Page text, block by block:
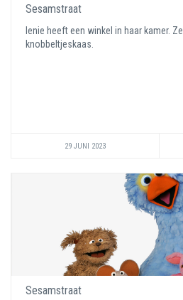
Sesamstraat
Ienie heeft een winkel in haar kamer.
knobbeltjeskaas.
29 JUNI 2023
Sesamstraat